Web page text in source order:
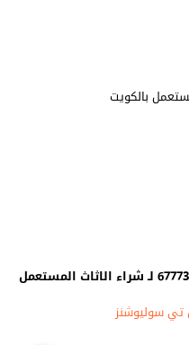
ابو خالد 67773073 لـ شراء الاثاث المستعمل
تي سوليوشنز